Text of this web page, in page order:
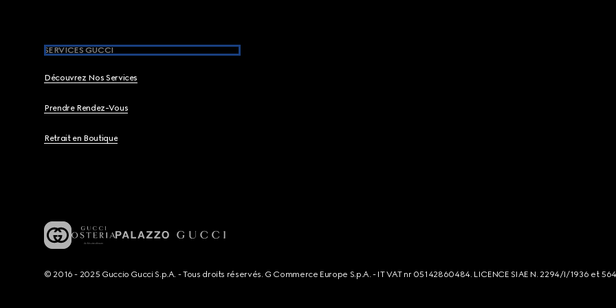
SERVICES GUCCI
Découvrez Nos Services
Prendre Rendez-Vous
Retrait en Boutique
© 2016 - 2025 Guccio Gucci S.p.A. - Tous droits réservés. G Commerce Europe S.p.A. - IT VAT nr 05142860484. LICENCE SIAE N. 2294/I/1936 et